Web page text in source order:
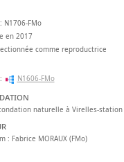
: N1706-FMo
en 2017
comme reproductrice
N1606-FMo
naturelle à Virelles-station
: Fabrice MORAUX (FMo)